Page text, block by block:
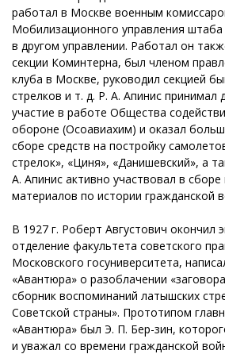
работал в Москве военным
Мобилизационного управления
в другом управлении. Работал он
секции Коминтерна, был членом
клуба в Москве, руководил секцией
стрелков и т. д. Р. А. Апинис принимал
участие в работе Общества
обороне (Осоавиахим) и оказал
сборе средств на постройку
стрелок», «Циня», «Данишевский», а
А. Апинис активно участвовал в сборе
материалов по истории гражданской
В 1927 г. Роберт Августович окончил
отделение факультета советского
Московского госуниверситета,
«Авантюра» о разоблачении
сборник воспоминаний латышских
Советской страны». Прототипом
«Авантюра» был Э. П. Бер-зин,
и уважал со времени гражданской